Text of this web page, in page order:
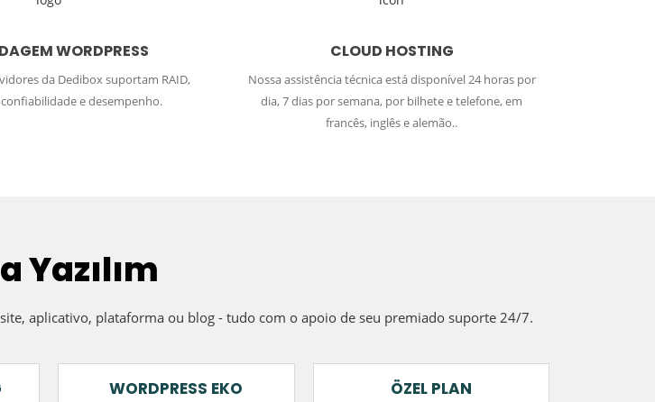
WORDPRESS
da Dedibox suportam RAID,
e desempenho.
CLOUD HOSTING
Nossa assistência técnica está disponível 24 horas por
dia, 7 dias por semana, por bilhete e telefone, em
francês, inglês e alemão..
Yazılım
aplicativo, plataforma ou blog - tudo com o apoio de seu premiado suporte 24/7.
WORDPRESS EKO ÖZEL PLAN